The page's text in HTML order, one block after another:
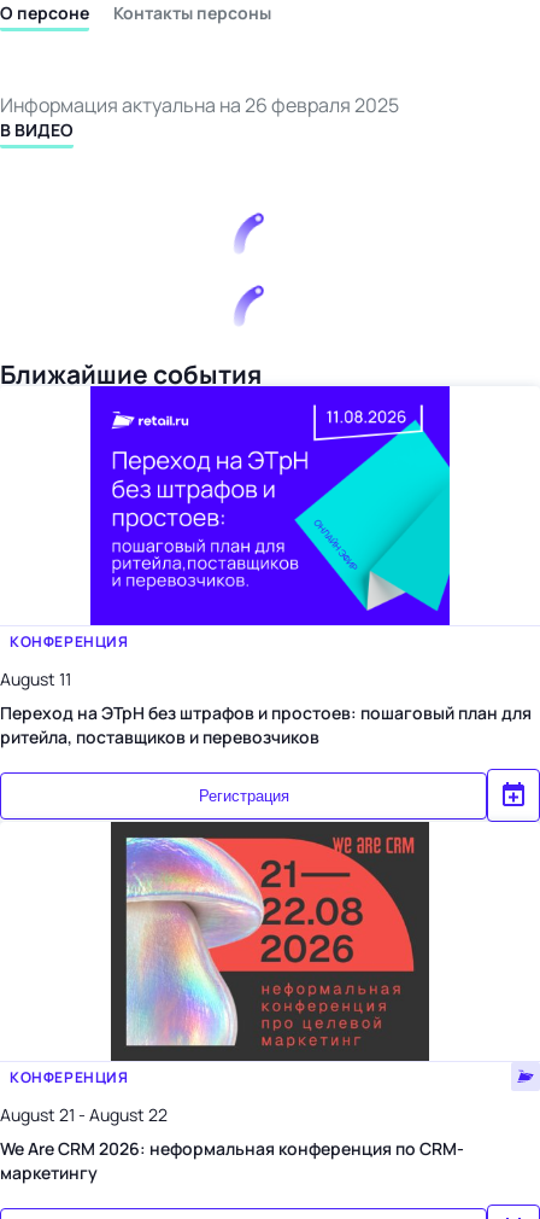
О персоне Контакты персоны
Информация актуальна на 26 февраля 2025
В ВИДЕО
Ближайшие события
КОНФЕРЕНЦИЯ
August 11
Переход на ЭТрН без штрафов и простоев: пошаговый план для
ритейла, поставщиков и перевозчиков
Регистрация
КОНФЕРЕНЦИЯ
August 21 - August 22
We Are CRM 2026: неформальная конференция по CRM-
маркетингу